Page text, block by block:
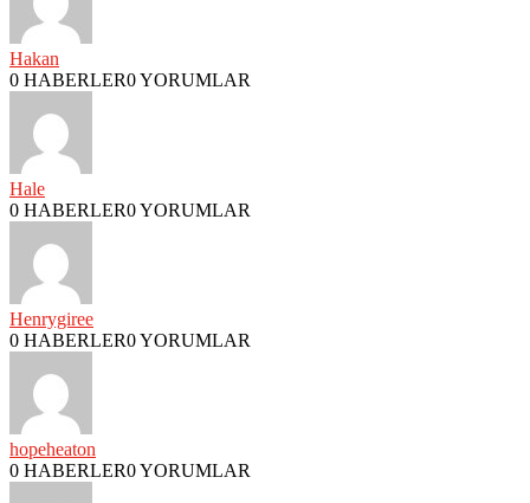
Hakan
0 HABERLER0 YORUMLAR
Hale
0 HABERLER0 YORUMLAR
Henrygiree
0 HABERLER0 YORUMLAR
hopeheaton
0 HABERLER0 YORUMLAR